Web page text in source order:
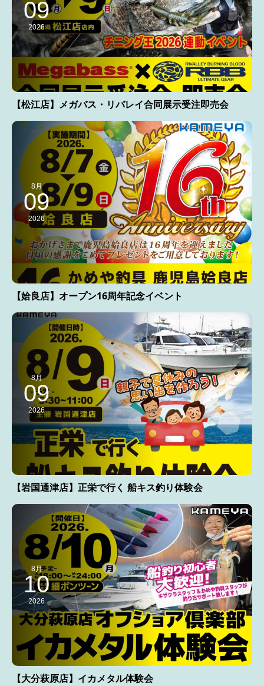
09
2026
【松江店】メガバス・リバレイ合同展示受注即売会
8月
09
2026
【姶良店】オープン16周年記念イベント
8月
09
2026
【岩国通津店】正栄で行く 船キス釣り体験会
8月
10
2026
【大分萩原店】イカメタル体験会